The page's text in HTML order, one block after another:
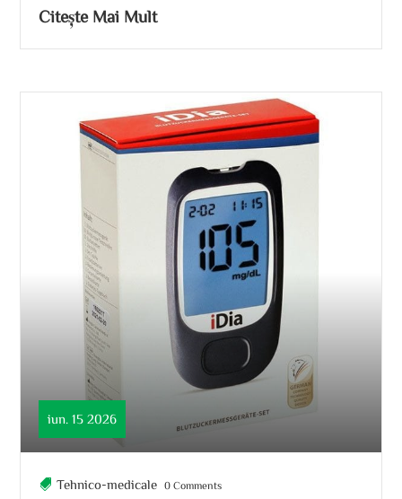
Citește Mai Mult
iun. 15 2026
Tehnico-medicale 0 Comments